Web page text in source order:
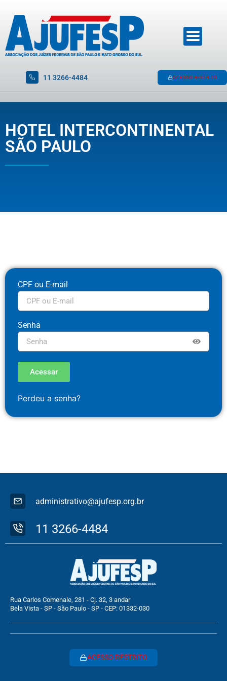
11 3266-4484 ACESSO RESTRITO
HOTEL INTERCONTINENTAL
SÃO PAULO
CPF ou E-mail
Senha
Acessar
Perdeu a senha?
administrativo@ajufesp.org.br
11 3266-4484
Rua Carlos Comenale, 281 - Cj. 32, 3 andar
Bela Vista - SP - São Paulo - SP - CEP: 01332-030
ACESSO RESTRITO